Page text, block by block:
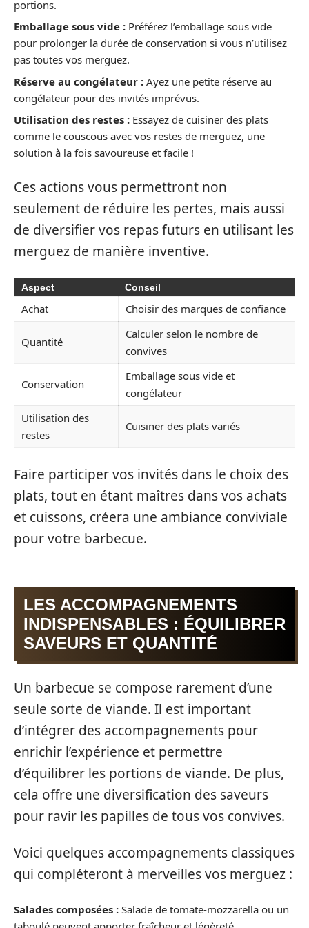
portions.
Emballage sous vide : Préférez l’emballage sous vide
pour prolonger la durée de conservation si vous n’utilisez
pas toutes vos merguez.
Réserve au congélateur : Ayez une petite réserve au
congélateur pour des invités imprévus.
Utilisation des restes : Essayez de cuisiner des plats
comme le couscous avec vos restes de merguez, une
solution à la fois savoureuse et facile !
Ces actions vous permettront non
seulement de réduire les pertes, mais aussi
de diversifier vos repas futurs en utilisant les
merguez de manière inventive.
Aspect Conseil
Achat Choisir des marques de confiance
Quantité
Calculer selon le nombre de
convives
Conservation
Emballage sous vide et
congélateur
Utilisation des
restes
Cuisiner des plats variés
Faire participer vos invités dans le choix des
plats, tout en étant maîtres dans vos achats
et cuissons, créera une ambiance conviviale
pour votre barbecue.
LES ACCOMPAGNEMENTS
INDISPENSABLES : ÉQUILIBRER
SAVEURS ET QUANTITÉ
Un barbecue se compose rarement d’une
seule sorte de viande. Il est important
d’intégrer des accompagnements pour
enrichir l’expérience et permettre
d’équilibrer les portions de viande. De plus,
cela offre une diversification des saveurs
pour ravir les papilles de tous vos convives.
Voici quelques accompagnements classiques
qui compléteront à merveilles vos merguez :
Salades composées : Salade de tomate-mozzarella ou un